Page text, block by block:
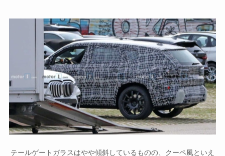
テールゲートガラスはやや傾斜しているものの、クーペ風といえ